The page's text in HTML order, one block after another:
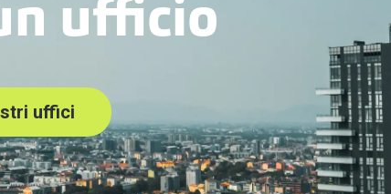
ufficio
uffici